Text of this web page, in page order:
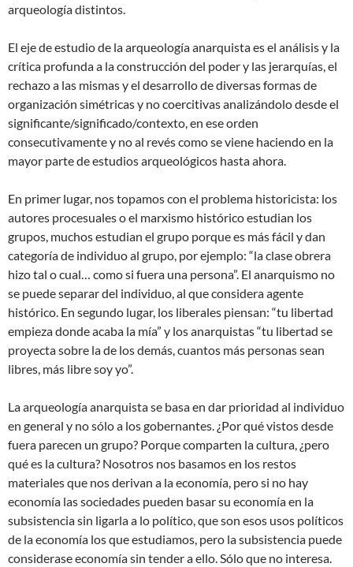
arqueología distintos.
El eje de estudio de la arqueología anarquista es el análisis y la
crítica profunda a la construcción del poder y las jerarquías, el
rechazo a las mismas y el desarrollo de diversas formas de
organización simétricas y no coercitivas analizándolo desde el
significante/significado/contexto, en ese orden
consecutivamente y no al revés como se viene haciendo en la
mayor parte de estudios arqueológicos hasta ahora.
En primer lugar, nos topamos con el problema historicista: los
autores procesuales o el marxismo histórico estudian los
grupos, muchos estudian el grupo porque es más fácil y dan
categoría de individuo al grupo, por ejemplo: “la clase obrera
hizo tal o cual… como si fuera una persona”. El anarquismo no
se puede separar del individuo, al que considera agente
histórico. En segundo lugar, los liberales piensan: “tu libertad
empieza donde acaba la mía” y los anarquistas “tu libertad se
proyecta sobre la de los demás, cuantos más personas sean
libres, más libre soy yo”.
La arqueología anarquista se basa en dar prioridad al individuo
en general y no sólo a los gobernantes. ¿Por qué vistos desde
fuera parecen un grupo? Porque comparten la cultura, ¿pero
qué es la cultura? Nosotros nos basamos en los restos
materiales que nos derivan a la economía, pero si no hay
economía las sociedades pueden basar su economía en la
subsistencia sin ligarla a lo político, que son esos usos políticos
de la economía los que estudiamos, pero la subsistencia puede
considerase economía sin tender a ello. Sólo que no interesa.